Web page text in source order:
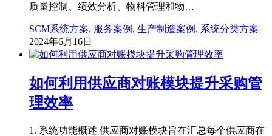
质量控制、绩效分析、物料管理和物…
SCM系统方案, 服务案例 , 生产制造案例 , 系统分类方案
2024年6月16日
如何利用供应商对账模块提升采购管
理效率
1. 系统功能概述 供应商对账模块旨在汇总每个供应商在